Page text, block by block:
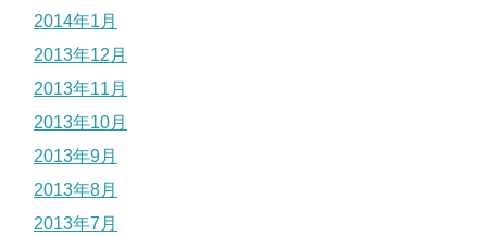
2014年1月
2013年12月
2013年11月
2013年10月
2013年9月
2013年8月
2013年7月